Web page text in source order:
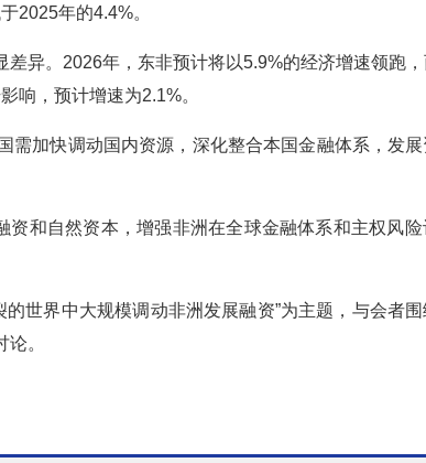
2025年的4.4%。
异。2026年，东非预计将以5.9%的经济增速领跑
响，预计增速为2.1%。
加快调动国内资源，深化整合本国金融体系，发
和自然资本，增强非洲在全球金融体系和主权风
世界中大规模调动非洲发展融资”为主题，与会者围
。